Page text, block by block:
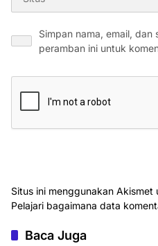
Simpan nama, email, dan
peramban ini untuk
Situs ini menggunakan
Pelajari bagaimana data
Baca Juga